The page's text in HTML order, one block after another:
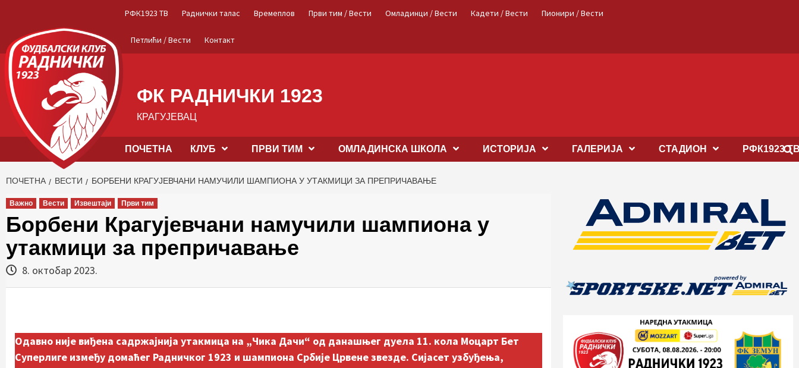
content
РФК1923 ТВ Раднички талас Времеплов Први тим / Вести Омладинци / Вести Кадети / Вести Пионири / Вести
Петлићи / Вести Контакт
ФК РАДНИЧКИ 1923
КРАГУЈЕВАЦ
ПОЧЕТНА КЛУБ ПРВИ ТИМ OМЛАДИНСКА ШКОЛА ИСТОРИЈА ГАЛЕРИЈА СТАДИОН РФК1923
ПОЧЕТНА ВЕСТИ БОРБЕНИ КРАГУЈЕВЧАНИ НАМУЧИЛИ ШАМПИОНА У УТАКМИЦИ ЗА ПРЕПРИЧАВАЊЕ
Важно Вести Извештаји Први тим
Борбени Крагујевчани намучили шампиона у
утакмици за препричавање
8. октобар 2023.
Одавно није виђена садржајнија утакмица на „Чика Дачи“ од данашњег дуела 11. кола Моцарт Бет
Суперлиге између домаћег Радничког 1923 и шампиона Србије Црвене звезде. Сијасет узбуђења,